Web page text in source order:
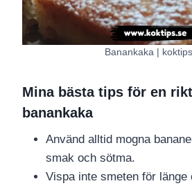
Banankaka |
Mina bästa tips för en
banankaka
Använd alltid mogna
smak och sötma.
Vispa inte smeten för länge